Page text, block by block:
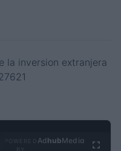
Ad hubMedia